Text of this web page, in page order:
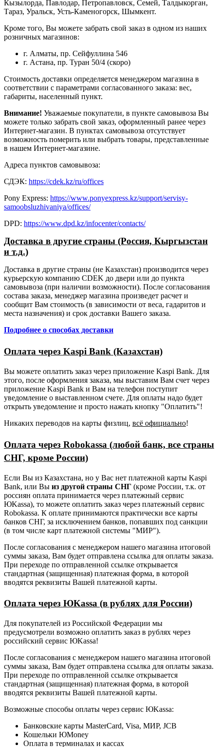
Кызылорда, Павлодар, Петропавловск, Семей, Талдыкорган,
Тараз, Уральск, Усть-Каменогорск, Шымкент.
Кроме того, Вы можете забрать свой заказ в одном из наших
розничных магазинов:
г. Алматы, пр. Сейфуллина 546
г. Астана, пр. Туран 50/4 (скоро)
Стоимость доставки определяется менеджером магазина в
соответствии с параметрами согласованного заказа: вес,
габариты, населенный пункт.
Внимание! Уважаемые покупатели, в пункте самовывоза Вы
можете только забрать свой заказ, оформленный ранее через
Интернет-магазин. В пунктах самовывоза отсутствует
возможность померить или выбрать товары, представленные
в нашем Интернет-магазине.
Адреса пунктов самовывоза:
СДЭК: https://cdek.kz/ru/offices
Pony Express: https://www.ponyexpress.kz/support/servisy-
samoobsluzhivaniya/offices/
DPD: https://www.dpd.kz/infocenter/contacts/
Доставка в другие страны (Россия, Кыргызстан
и т.д.)
Доставка в другие страны (не Казахстан) производится через
курьерскую компанию CDEK до двери или до пункта
самовывоза (при наличии возможности). После согласования
состава заказа, менеджер магазина произведет расчет и
сообщит Вам стоимость (в зависимости от веса, гадаритов и
места назначения) и срок доставки Вашего заказа.
Подробнее о способах доставки
Оплата через Kaspi Bank (Казахстан)
Вы можете оплатить заказ через приложение Kaspi Bank. Для
этого, после оформления заказа, мы выставим Вам счет через
приложение Kaspi Bank и Вам на телефон поступит
уведомление о выставленном счете. Для оплаты надо будет
открыть уведомление и просто нажать кнопку "Оплатить"!
Никаких переводов на карты физлиц, всё официально!
Оплата через Robokassa (любой банк, все страны
СНГ, кроме России)
Если Вы из Казахстана, но у Вас нет платежной карты Kaspi
Bank, или Вы из другой страны СНГ (кроме России, т.к. от
россиян оплата принимается через платежный сервис
ЮKassa), то можете оплатить заказ через платежный сервис
Robokassa. К оплате принимаются практически все карты
банков СНГ, за исключением банков, попавших под санкции
(в том числе карт платежной системы "МИР").
После согласования с менеджером нашего магазина итоговой
суммы заказа, Вам будет отправлена ссылка для оплаты заказа.
При переходе по отправленной ссылке открывается
стандартная (защищенная) платежная форма, в которой
вводятся реквизиты Вашей платежной карты.
Оплата через ЮKassa (в рублях для России)
Для покупателей из Российской Федерации мы
предусмотрели возможно оплатить заказ в рублях через
российский сервис ЮKassa!
После согласования с менеджером нашего магазина итоговой
суммы заказа, Вам будет отправлена ссылка для оплаты заказа.
При переходе по отправленной ссылке открывается
стандартная (защищенная) платежная форма, в которой
вводятся реквизиты Вашей платежной карты.
Возможные способы оплаты через сервис ЮKassa:
Банковские карты MasterCard, Visa, МИР, JCB
Кошельки ЮMoney
Оплата в терминалах и кассах